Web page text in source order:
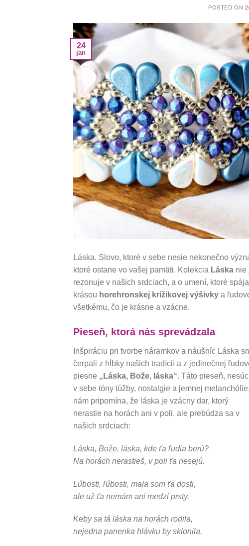
POSTED ON
24
jan
Láska. Slovo, ktoré v sebe nesie nekonečno
ktoré ostane vo vašej pamäti. Kolekcia Láska nie
rezonuje v našich srdciach, a o umení, ktoré
krásou horehronskej krížikovej výšivky a
všetkému, čo je krásne a vzácne.
Pieseň, ktorá nás sprevádzala
Inšpiráciu pri tvorbe náramkov a náušníc Láska
čerpali z hĺbky našich tradícií a z jedinečnej
piesne „Láska, Bože, láska“. Táto pieseň,
v sebe tóny túžby, nostalgie a jemnej melanchólie,
nám pripomína, že láska je vzácny dar, ktorý
nerastie na horách ani v poli, ale prebúdza sa v
našich srdciach:
Láska, Bože, láska, kde ťa ľudia berú?
Na horách nerastieš, v poli ťa nesejú.
Ľúbosti, ľúbosti, mala som ťa dosti,
ale už ťa nemám ani medzi prsty.
Keby sa tá láska na horách rodila,
nejedna panenka hlávku by sklonila.